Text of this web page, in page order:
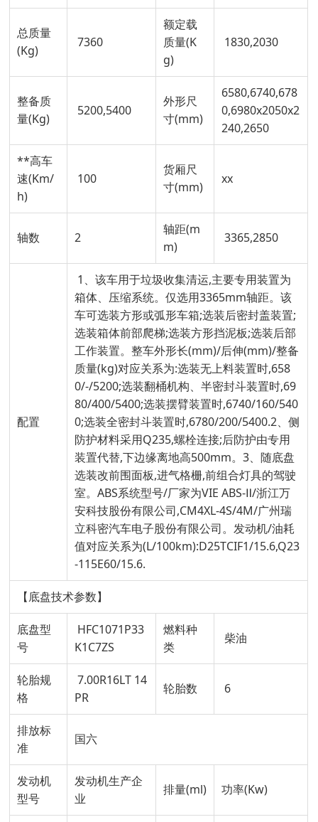
总质量
(Kg)
7360
额定载
质量(K
g)
1830,2030
整备质
量(Kg)
5200,5400
外形尺
寸(mm)
6580,6740,678
0,6980x2050x2
240,2650
**高车
速(Km/
h)
100
货厢尺
寸(mm)
xx
轴数 2
轴距(m
m)
3365,2850
配置
1、该车用于垃圾收集清运,主要专用装置为
箱体、压缩系统。仅选用3365mm轴距。该
车可选装方形或弧形车箱;选装后密封盖装置;
选装箱体前部爬梯;选装方形挡泥板;选装后部
工作装置。整车外形长(mm)/后伸(mm)/整备
质量(kg)对应关系为:选装无上料装置时,658
0/-/5200;选装翻桶机构、半密封斗装置时,69
80/400/5400;选装摆臂装置时,6740/160/540
0;选装全密封斗装置时,6780/200/5400.2、侧
防护材料采用Q235,螺栓连接;后防护由专用
装置代替,下边缘离地高500mm。3、随底盘
选装改前围面板,进气格栅,前组合灯具的驾驶
室。ABS系统型号/厂家为VIE ABS-Ⅱ/浙江万
安科技股份有限公司,CM4XL-4S/4M/广州瑞
立科密汽车电子股份有限公司。发动机/油耗
值对应关系为(L/100km):D25TCIF1/15.6,Q23
-115E60/15.6.
【底盘技术参数】
底盘型
号
HFC1071P33
K1C7ZS
燃料种
类
柴油
轮胎规
格
7.00R16LT 14
PR
轮胎数 6
排放标
准
国六
发动机
型号
发动机生产企
业
排量(ml) 功率(Kw)